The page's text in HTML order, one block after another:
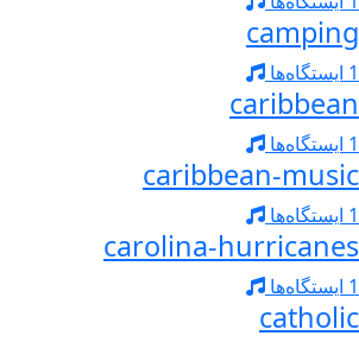
camping
1 ایستگاه‌ها
caribbean
1 ایستگاه‌ها
caribbean-music
1 ایستگاه‌ها
carolina-hurricanes
1 ایستگاه‌ها
catholic